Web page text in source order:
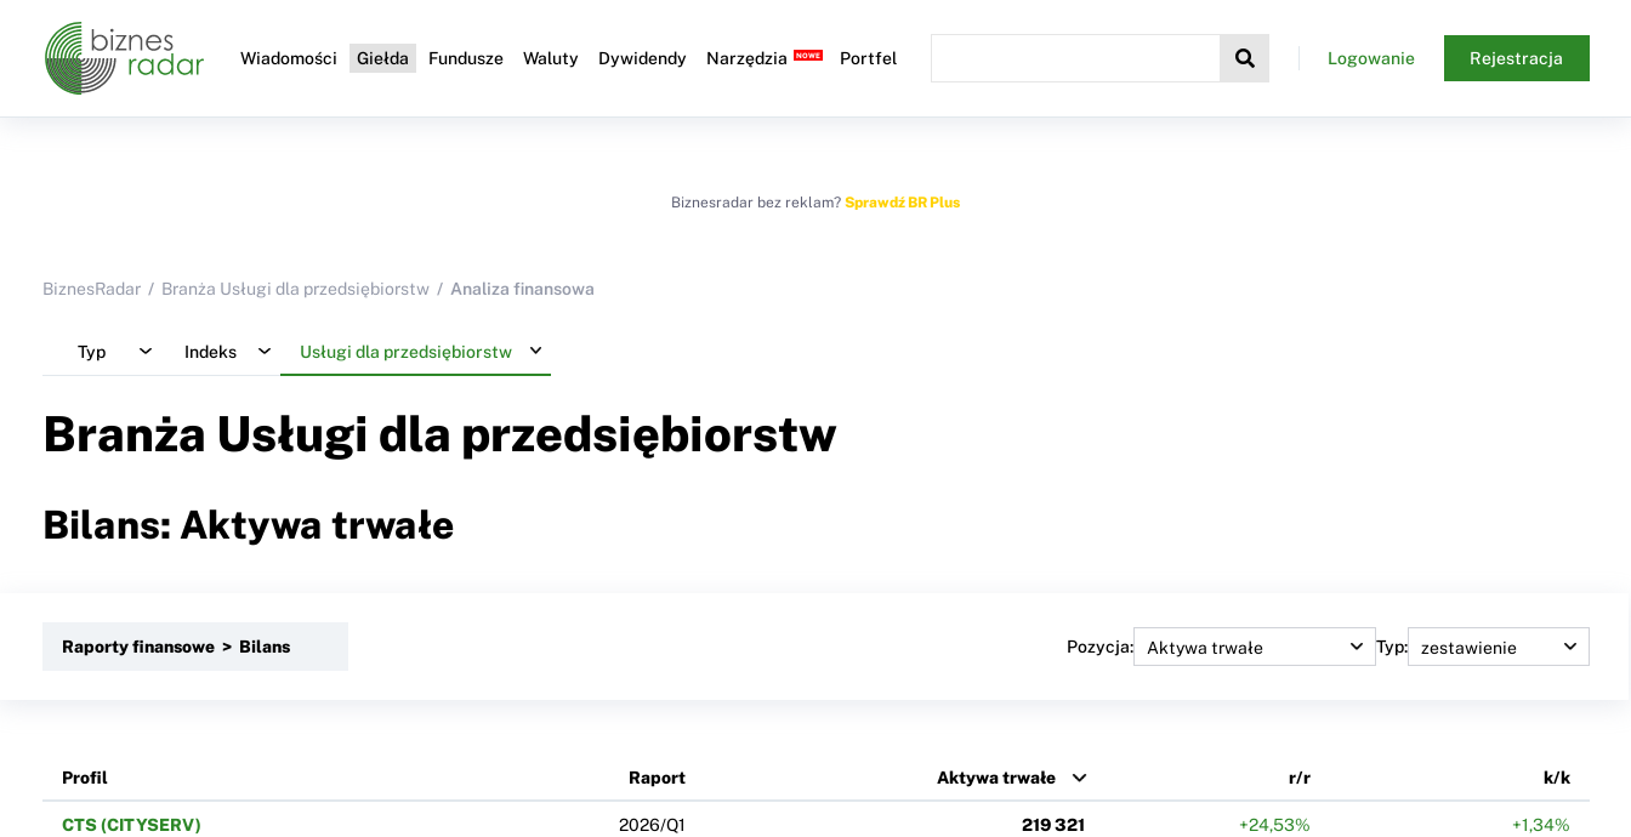
Wiadomości Giełda Fundusze Waluty Dywidendy Narzędzia Portfel Logowanie Rejestracja
Biznesradar bez reklam? Sprawdź BR Plus
BiznesRadar Branża Usługi dla przedsiębiorstw Analiza finansowa
Typ Indeks Usługi dla przedsiębiorstw
Branża Usługi dla przedsiębiorstw
Bilans: Aktywa trwałe
Raporty finansowe > Bilans Pozycja: Typ:
Profil Raport Aktywa trwałe r/r k/k
CTS (CITYSERV) 2026/Q1 219 321 +24,53% +1,34%